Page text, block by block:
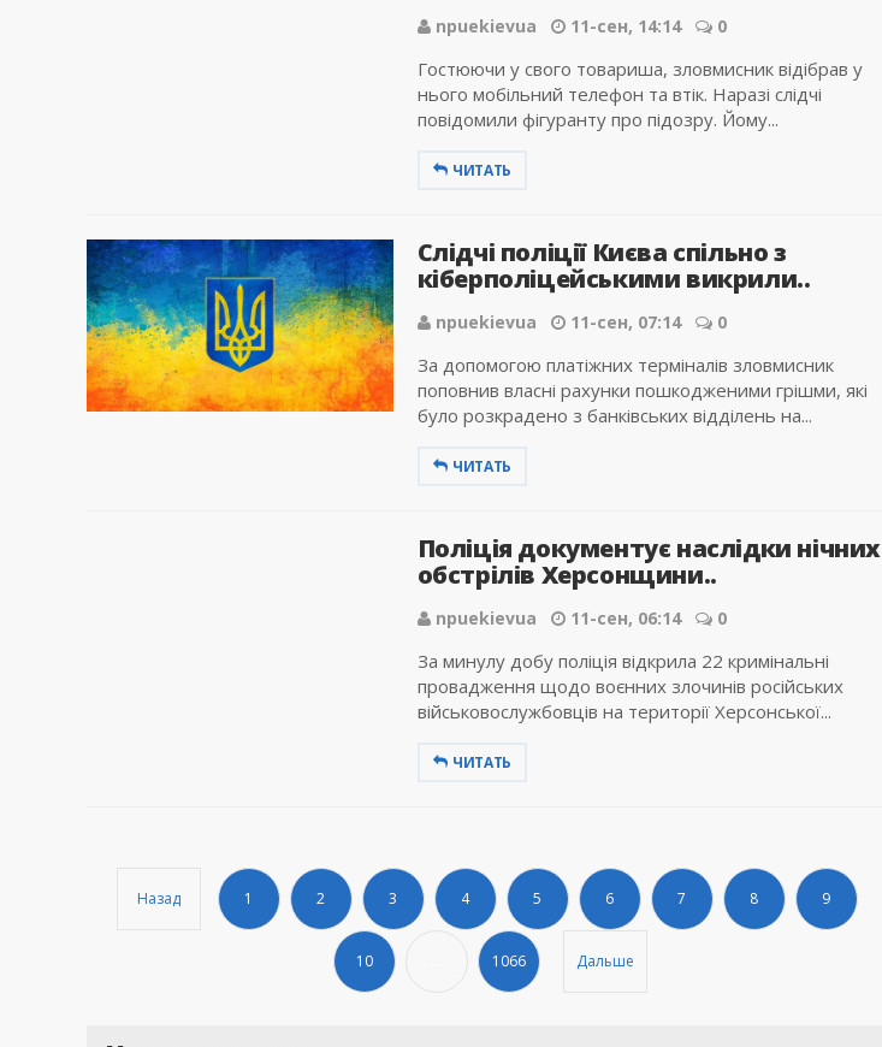
npuekievua 11-сен, 14:14 0
Гостюючи у свого товариша, зловмисник відібрав у
нього мобільний телефон та втік. Наразі слідчі
повідомили фігуранту про підозру. Йому...
ЧИТАТЬ
Слідчі поліції Києва спільно з
кіберполіцейськими викрили..
npuekievua 11-сен, 07:14 0
За допомогою платіжних терміналів зловмисник
поповнив власні рахунки пошкодженими грішми, які
було розкрадено з банківських відділень на...
ЧИТАТЬ
Поліція документує наслідки нічних
обстрілів Херсонщини..
npuekievua 11-сен, 06:14 0
За минулу добу поліція відкрила 22 кримінальні
провадження щодо воєнних злочинів російських
військовослужбовців на території Херсонської...
ЧИТАТЬ
Назад 1 2 3 4 5 6 7 8 9
10 1066 Дальше